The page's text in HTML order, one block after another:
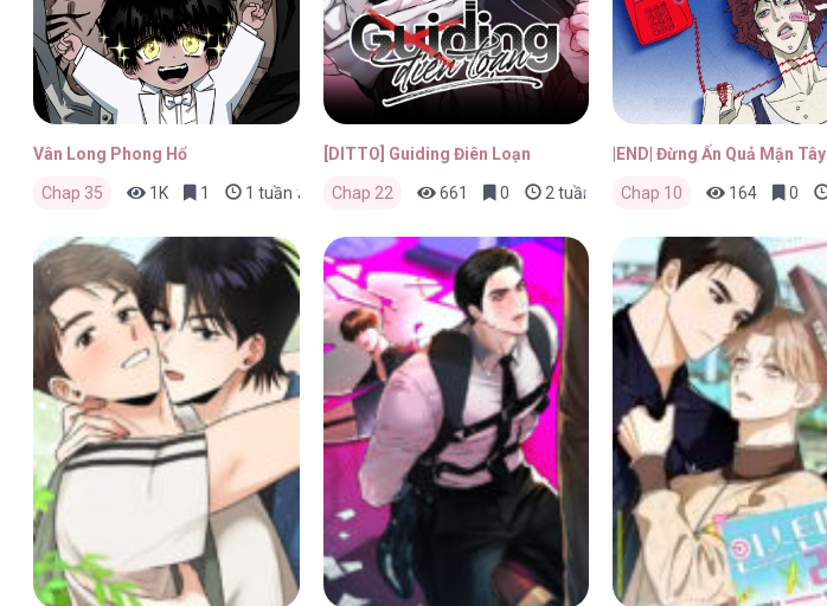
Vân Long Phong Hổ
Chap 35 1K 1 1 tuần trước
[DITTO] Guiding Điên Loạn
Chap 22 661 0 2 tuần trước
|END| Đừng Ấn Quả Mận Tây
Chap 10 164 0